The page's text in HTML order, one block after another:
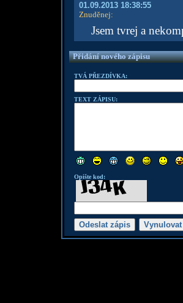
01.09.2013 18:38:55
Znuděnej:
Jsem tvrej a
Přidání nového zápisu
TVÁ PŘEZDÍVKA:
TEXT ZÁPISU:
Opište kod: